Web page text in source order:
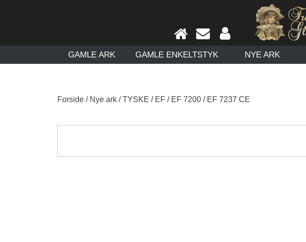
GAMLE ARK GAMLE ENKELTSTYK NYE ARK
Forside / Nye ark /TYSKE / EF / EF 7200 / EF 7237 CE